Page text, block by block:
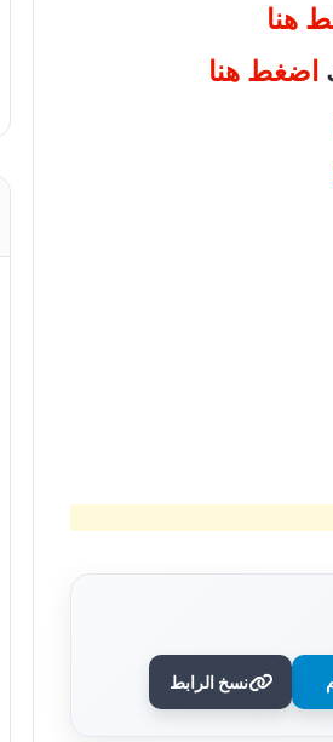
هنا
اضغط هنا
نسخ الرابط
ترفيهي بمنطقة اللاجون في دهب